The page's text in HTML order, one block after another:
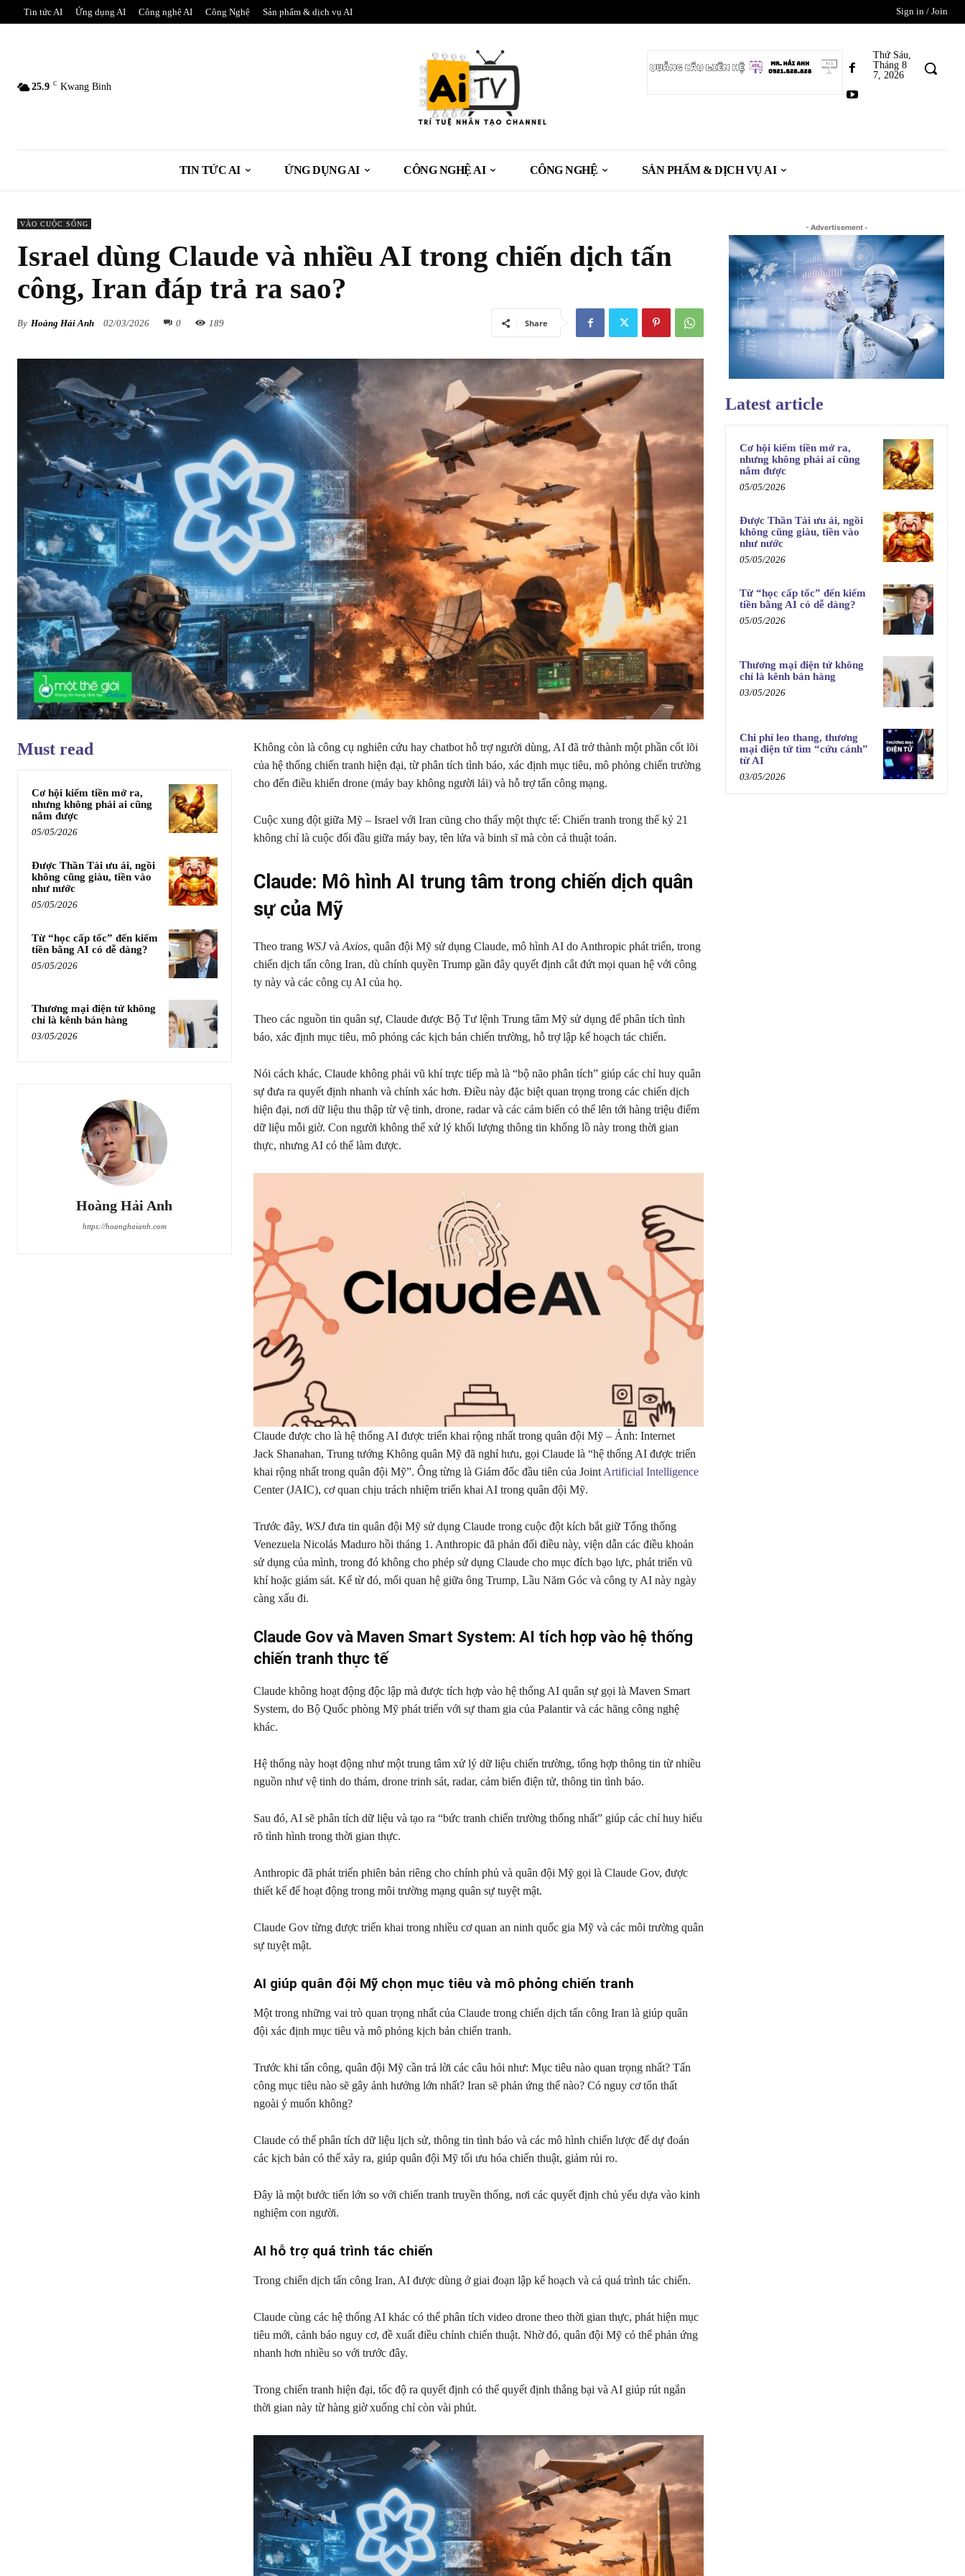
Tin tức AI Ứng dụng AI Công nghệ AI Công Nghệ Sản phẩm & dịch vụ AI Sign in / Join
25.9 C Kwang Binh
Thứ Sáu,
Tháng 8
7, 2026
TIN TỨC AI ỨNG DỤNG AI CÔNG NGHỆ AI CÔNG NGHỆ SẢN PHẨM & DỊCH VỤ AI
VÀO CUỘC SỐNG
Israel dùng Claude và nhiều AI trong chiến dịch tấn
công, Iran đáp trả ra sao?
By Hoàng Hải Anh 02/03/2026 0 189 Share
Must read
Cơ hội kiếm tiền mở ra,
nhưng không phải ai cũng
nắm được
05/05/2026
Được Thần Tài ưu ái, ngồi
không cũng giàu, tiền vào
như nước
05/05/2026
Từ “học cấp tốc” đến kiếm
tiền bằng AI có dễ dàng?
05/05/2026
Thương mại điện tử không
chỉ là kênh bán hàng
03/05/2026
Hoàng Hải Anh
https://hoanghaianh.com
Không còn là công cụ nghiên cứu hay chatbot hỗ trợ người dùng, AI đã trở thành một phần cốt lõi
của hệ thống chiến tranh hiện đại, từ phân tích tình báo, xác định mục tiêu, mô phỏng chiến trường
cho đến điều khiển drone (máy bay không người lái) và hỗ trợ tấn công mạng.
Cuộc xung đột giữa Mỹ – Israel với Iran cũng cho thấy một thực tế: Chiến tranh trong thế kỷ 21
không chỉ là cuộc đối đầu giữa máy bay, tên lửa và binh sĩ mà còn cả thuật toán.
Claude: Mô hình AI trung tâm trong chiến dịch quân
sự của Mỹ
Theo trang WSJvà Axios, quân đội Mỹ sử dụng Claude, mô hình AI do Anthropic phát triển, trong
chiến dịch tấn công Iran, dù chính quyền Trump gần đây quyết định cắt đứt mọi quan hệ với công
ty này và các công cụ AI của họ.
Theo các nguồn tin quân sự, Claude được Bộ Tư lệnh Trung tâm Mỹ sử dụng để phân tích tình
báo, xác định mục tiêu, mô phỏng các kịch bản chiến trường, hỗ trợ lập kế hoạch tác chiến.
Nói cách khác, Claude không phải vũ khí trực tiếp mà là “bộ não phân tích” giúp các chỉ huy quân
sự đưa ra quyết định nhanh và chính xác hơn. Điều này đặc biệt quan trọng trong các chiến dịch
hiện đại, nơi dữ liệu thu thập từ vệ tinh, drone, radar và các cảm biến có thể lên tới hàng triệu điểm
dữ liệu mỗi giờ. Con người không thể xử lý khối lượng thông tin khổng lồ này trong thời gian
thực, nhưng AI có thể làm được.
Claude được cho là hệ thống AI được triển khai rộng nhất trong quân đội Mỹ – Ảnh: Internet
Jack Shanahan, Trung tướng Không quân Mỹ đã nghỉ hưu, gọi Claude là “hệ thống AI được triển
khai rộng nhất trong quân đội Mỹ”. Ông từng là Giám đốc đầu tiên của Joint Artificial Intelligence
Center (JAIC), cơ quan chịu trách nhiệm triển khai AI trong quân đội Mỹ.
Trước đây, WSJđưa tin quân đội Mỹ sử dụng Claude trong cuộc đột kích bắt giữ Tổng thống
Venezuela Nicolás Maduro hồi tháng 1. Anthropic đã phản đối điều này, viện dẫn các điều khoản
sử dụng của mình, trong đó không cho phép sử dụng Claude cho mục đích bạo lực, phát triển vũ
khí hoặc giám sát. Kể từ đó, mối quan hệ giữa ông Trump, Lầu Năm Góc và công ty AI này ngày
càng xấu đi.
Claude Gov và Maven Smart System: AI tích hợp vào hệ thống
chiến tranh thực tế
Claude không hoạt động độc lập mà được tích hợp vào hệ thống AI quân sự gọi là Maven Smart
System, do Bộ Quốc phòng Mỹ phát triển với sự tham gia của Palantir và các hãng công nghệ
khác.
Hệ thống này hoạt động như một trung tâm xử lý dữ liệu chiến trường, tổng hợp thông tin từ nhiều
nguồn như vệ tinh do thám, drone trinh sát, radar, cảm biến điện tử, thông tin tình báo.
Sau đó, AI sẽ phân tích dữ liệu và tạo ra “bức tranh chiến trường thống nhất” giúp các chỉ huy hiểu
rõ tình hình trong thời gian thực.
Anthropic đã phát triển phiên bản riêng cho chính phủ và quân đội Mỹ gọi là Claude Gov, được
thiết kế để hoạt động trong môi trường mạng quân sự tuyệt mật.
Claude Gov từng được triển khai trong nhiều cơ quan an ninh quốc gia Mỹ và các môi trường quân
sự tuyệt mật.
AI giúp quân đội Mỹ chọn mục tiêu và mô phỏng chiến tranh
Một trong những vai trò quan trọng nhất của Claude trong chiến dịch tấn công Iran là giúp quân
đội xác định mục tiêu và mô phỏng kịch bản chiến tranh.
Trước khi tấn công, quân đội Mỹ cần trả lời các câu hỏi như: Mục tiêu nào quan trọng nhất? Tấn
công mục tiêu nào sẽ gây ảnh hưởng lớn nhất? Iran sẽ phản ứng thế nào? Có nguy cơ tổn thất
ngoài ý muốn không?
Claude có thể phân tích dữ liệu lịch sử, thông tin tình báo và các mô hình chiến lược để dự đoán
các kịch bản có thể xảy ra, giúp quân đội Mỹ tối ưu hóa chiến thuật, giảm rủi ro.
Đây là một bước tiến lớn so với chiến tranh truyền thống, nơi các quyết định chủ yếu dựa vào kinh
nghiệm con người.
AI hỗ trợ quá trình tác chiến
Trong chiến dịch tấn công Iran, AI được dùng ở giai đoạn lập kế hoạch và cả quá trình tác chiến.
Claude cùng các hệ thống AI khác có thể phân tích video drone theo thời gian thực, phát hiện mục
tiêu mới, cảnh báo nguy cơ, đề xuất điều chỉnh chiến thuật. Nhờ đó, quân đội Mỹ có thể phản ứng
nhanh hơn nhiều so với trước đây.
Trong chiến tranh hiện đại, tốc độ ra quyết định có thể quyết định thắng bại và AI giúp rút ngắn
thời gian này từ hàng giờ xuống chỉ còn vài phút.
- Advertisement -
Latest article
Cơ hội kiếm tiền mở ra,
nhưng không phải ai cũng
nắm được
05/05/2026
Được Thần Tài ưu ái, ngồi
không cũng giàu, tiền vào
như nước
05/05/2026
Từ “học cấp tốc” đến kiếm
tiền bằng AI có dễ dàng?
05/05/2026
Thương mại điện tử không
chỉ là kênh bán hàng
03/05/2026
Chi phí leo thang, thương
mại điện tử tìm “cứu cánh”
từ AI
03/05/2026